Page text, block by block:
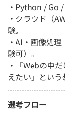
・Python / Go
・クラウド（
験。
・AI・画像処
験可）。
・「Webの中
えたい」という
選考フロー